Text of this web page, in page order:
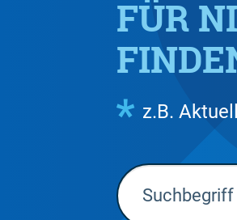
FÜR
z.B.